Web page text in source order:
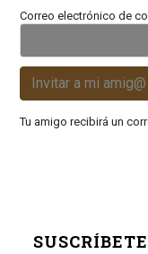
Correo electrónico de
Invitar a mi amig@
Tu amigo recibirá un